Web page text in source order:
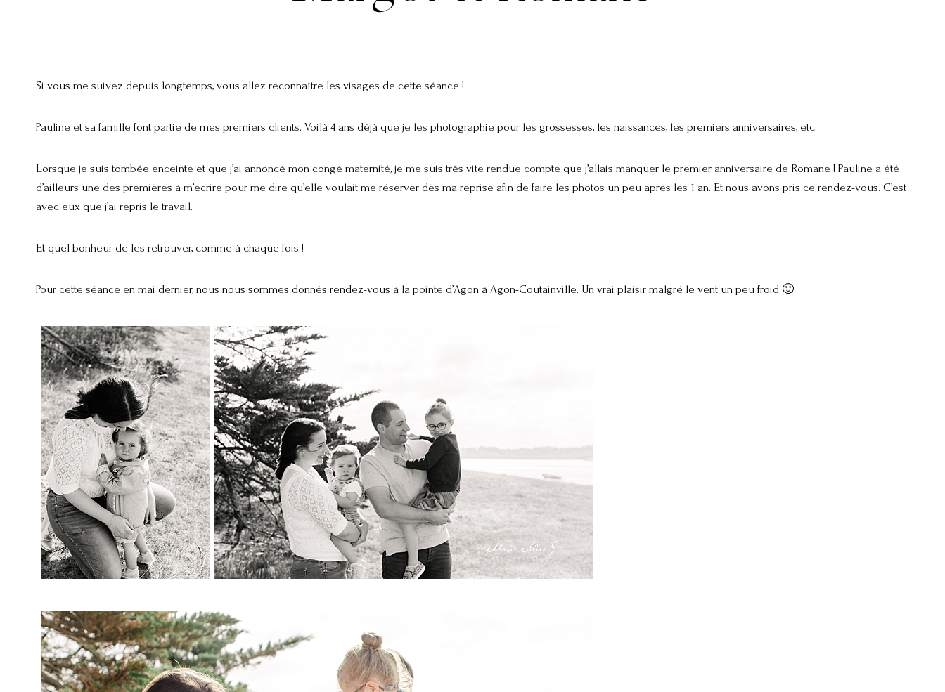
Si vous me suivez depuis longtemps, vous allez reconnaître les visages de cette séance !
Pauline et sa famille font partie de mes premiers clients. Voilà 4 ans déjà que je les photographie pour les grossesses, les naissances, les premiers anniversaires, etc.
Lorsque je suis tombée enceinte et que j’ai annoncé mon congé maternité, je me suis très vite rendue compte que j’allais manquer le premier anniversaire de Romane ! Pauline a été
d’ailleurs une des premières à m’écrire pour me dire qu’elle voulait me réserver dès ma reprise afin de faire les photos un peu après les 1 an. Et nous avons pris ce rendez-vous. C’est
avec eux que j’ai repris le travail.
Et quel bonheur de les retrouver, comme à chaque fois !
Pour cette séance en mai dernier, nous nous sommes donnés rendez-vous à la pointe d’Agon à Agon-Coutainville. Un vrai plaisir malgré le vent un peu froid 🙂